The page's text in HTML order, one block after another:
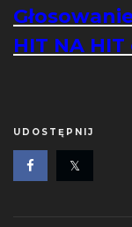
HIT NA
UDOSTĘPNIJ